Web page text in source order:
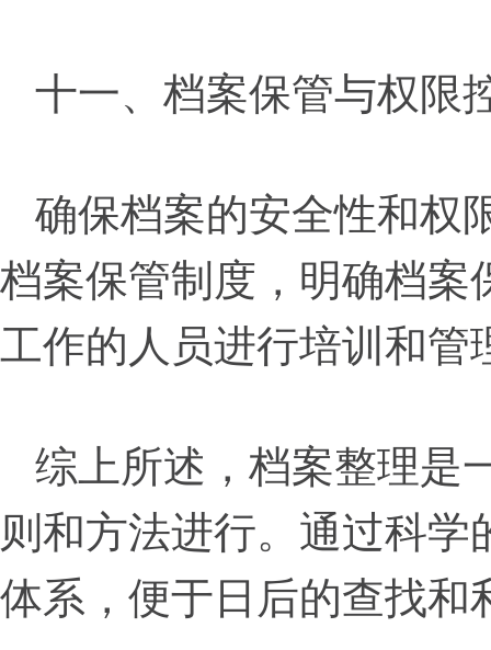
十一、档案保管与权限
确保档案的安全性和权
档案保管制度，明确档案
工作的人员进行培训和管
综上所述，档案整理是
则和方法进行。通过科
体系，便于日后的查找和